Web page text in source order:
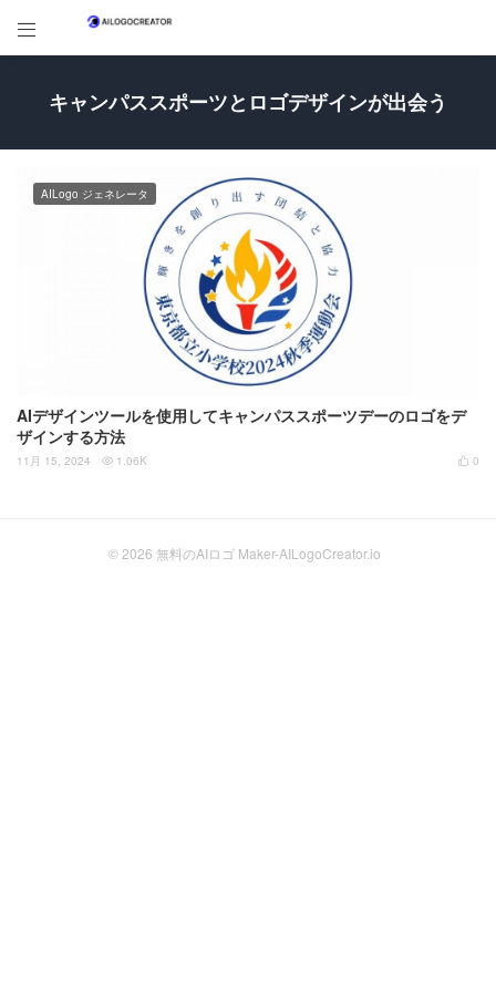

キャンパススポーツとロゴデザインが出会う
AIデザインツールを使用してキャンパススポーツデーのロゴをデ
ザインする方法
AILogo ジェネレータ
 0
11月 15, 2024  1.06K
© 2026 無料のAIロゴ Maker-AILogoCreator.io